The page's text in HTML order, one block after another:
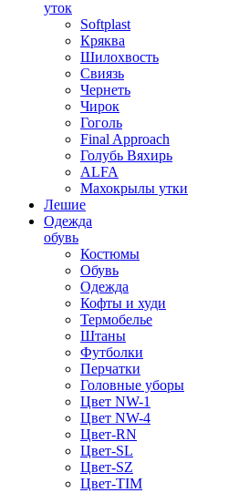
уток
Softplast
Кряква
Шилохвость
Свиязь
Чернеть
Чирок
Гоголь
Final Approach
Голубь Вяхирь
ALFA
Махокрылы утки
Лешие
Одежда
обувь
Костюмы
Обувь
Одежда
Кофты и худи
Термобелье
Штаны
Футболки
Перчатки
Головные уборы
Цвет NW-1
Цвет NW-4
Цвет-RN
Цвет-SL
Цвет-SZ
Цвет-TIM